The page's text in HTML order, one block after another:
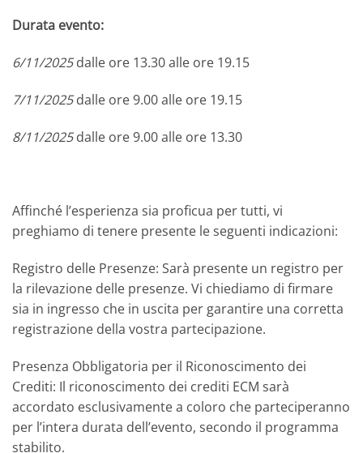
Durata evento:
6/11/2025dalle ore 13.30 alle ore 19.15
7/11/2025dalle ore 9.00 alle ore 19.15
8/11/2025dalle ore 9.00 alle ore 13.30
Affinché l’esperienza sia proficua per tutti, vi
preghiamo di tenere presente le seguenti indicazioni:
Registro delle Presenze: Sarà presente un registro per
la rilevazione delle presenze. Vi chiediamo di firmare
sia in ingresso che in uscita per garantire una corretta
registrazione della vostra partecipazione.
Presenza Obbligatoria per il Riconoscimento dei
Crediti: Il riconoscimento dei crediti ECM sarà
accordato esclusivamente a coloro che parteciperanno
per l’intera durata dell’evento, secondo il programma
stabilito.